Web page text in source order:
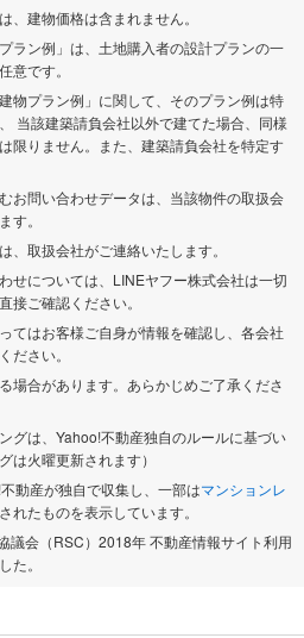
、建物価格は含まれません。
ラン例」は、土地購入者の設計プランの一
意です。
物プラン例」に関して、そのプラン例は特
当該建築請負会社以外で建てた場合、同様
限りません。また、建築請負会社を特定す
お問い合わせデータは、当該物件の取扱会
す。
、取扱会社がご連絡いたします。
せについては、LINEヤフー株式会社は一切
接ご確認ください。
てはお客様ご自身が情報を確認し、各会社
ださい。
場合があります。あらかじめご了承くださ
グは、Yahoo!不動産独自のルールに基づい
は火曜更新されます）
動産が独自で収集し、一部はマンションレ
れたものを表示しています。
議会（RSC）2018年 不動産情報サイト利用
た。